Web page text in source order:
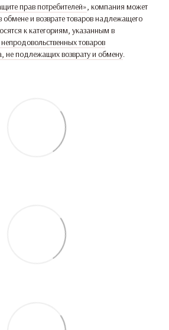
прав потребителей», компания может
обмене и возврате товаров надлежащего
к категориям, указанным в
товаров
не подлежащих возврату и обмену.